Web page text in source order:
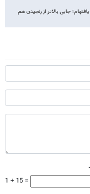
جایی بالاتر از رنجیدن هم
1 + 15 =